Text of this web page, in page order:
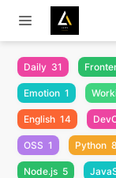
跳至主要內容
Daily 31
Emotion 1
English 14
OSS 1 Python 8
Node.js 5